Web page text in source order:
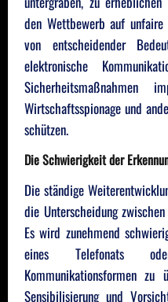
den Wettbewerb auf
von entscheidender
elektronische
Sicherheitsmaßnahmen
Wirtschaftsspionage und
schützen.
Die Schwierigkeit der
Die ständige
die Unterscheidung
Es wird zunehmend
eines Telefonats
Kommunikationsformen
Sensibilisierung und